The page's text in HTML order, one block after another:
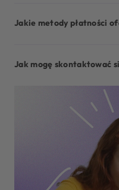
Jakie metody płatności
Jak mogę skontaktować